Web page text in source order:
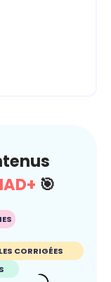
🎯
CORRIGÉES